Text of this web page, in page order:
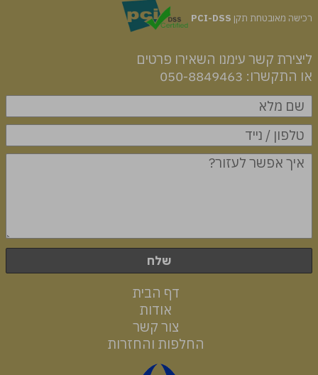
רכישה מאובטחת תקן PCI-DSS
ליצירת קשר עימנו השאירו פרטים
או התקשרו: 050-8849463
שלח
דף הבית
אודות
צור קשר
החלפות והחזרות